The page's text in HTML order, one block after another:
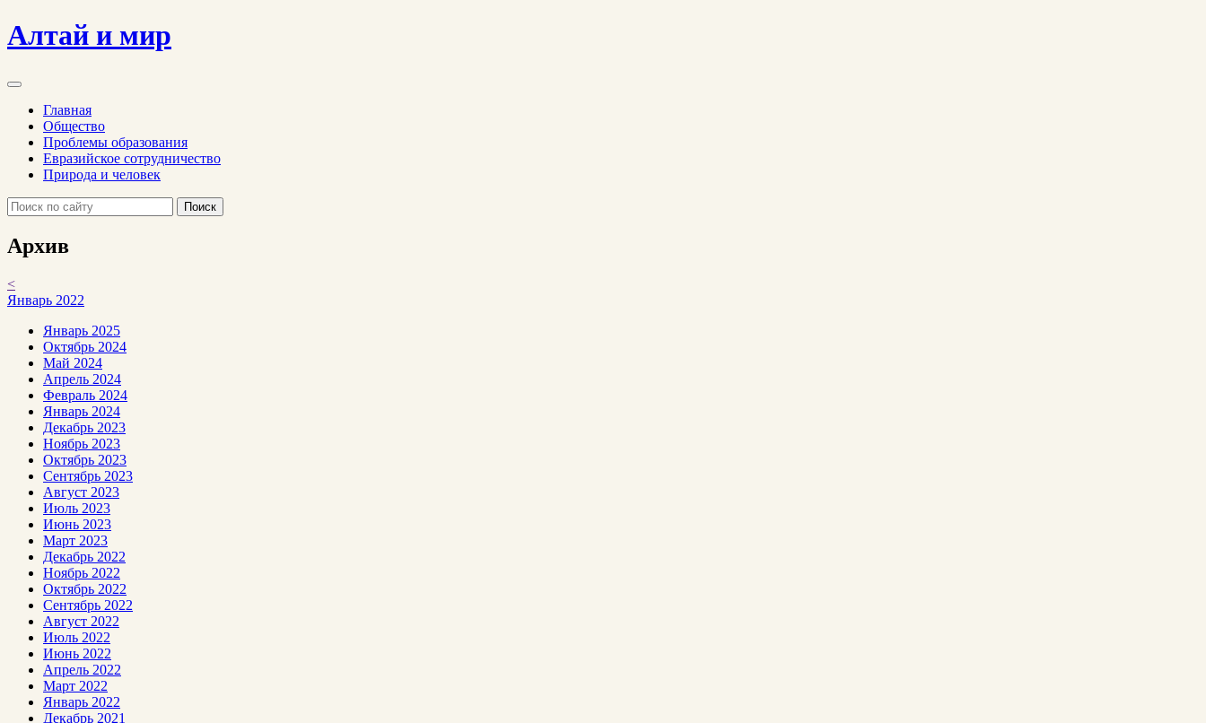
Алтай и мир
Главная
Общество
Проблемы образования
Евразийское сотрудничество
Природа и человек
Поиск
Архив
<
Январь 2022
Январь 2025
Октябрь 2024
Май 2024
Апрель 2024
Февраль 2024
Январь 2024
Декабрь 2023
Ноябрь 2023
Октябрь 2023
Сентябрь 2023
Август 2023
Июль 2023
Июнь 2023
Март 2023
Декабрь 2022
Ноябрь 2022
Октябрь 2022
Сентябрь 2022
Август 2022
Июль 2022
Июнь 2022
Апрель 2022
Март 2022
Январь 2022
Декабрь 2021